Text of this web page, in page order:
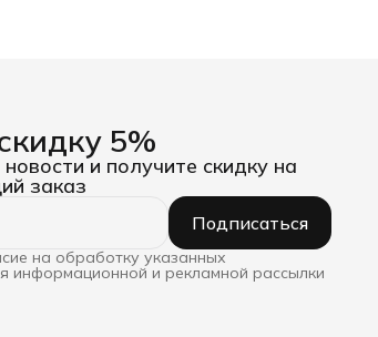
5%
и получите скидку на
заказ
Подписаться
на обработку указанных
информационной и рекламной рассылки